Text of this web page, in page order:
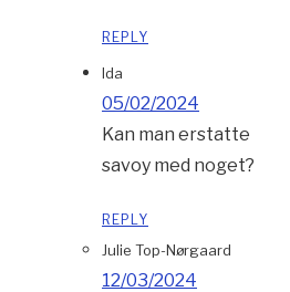
REPLY
Ida
05/02/2024
Kan man erstatte
savoy med noget?
REPLY
Julie Top-Nørgaard
12/03/2024